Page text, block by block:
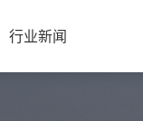
行业新闻